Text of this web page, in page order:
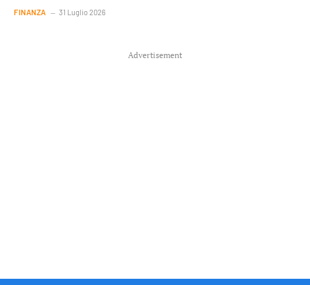
FINANZA 31 Luglio 2026
Advertisement